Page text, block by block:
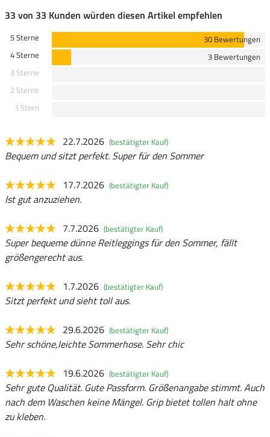
33 von 33 Kunden würden diesen Artikel empfehlen
5 Sterne
30 Bewertungen
4 Sterne
3 Bewertungen
3 Sterne
2 Sterne
1 Stern
22.7.2026 (bestätigter Kauf)
Bequem und sitzt perfekt. Super für den Sommer
17.7.2026 (bestätigter Kauf)
Ist gut anzuziehen.
7.7.2026 (bestätigter Kauf)
Super bequeme dünne Reitleggings für den Sommer, fällt
größengerecht aus.
1.7.2026 (bestätigter Kauf)
Sitzt perfekt und sieht toll aus.
29.6.2026 (bestätigter Kauf)
Sehr schöne,leichte Sommerhose. Sehr chic
19.6.2026 (bestätigter Kauf)
Sehr gute Qualität. Gute Passform. Größenangabe stimmt. Auch
nach dem Waschen keine Mängel. Grip bietet tollen halt ohne
zu kleben.